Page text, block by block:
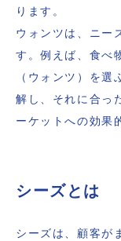
ります。
ウォンツは、ニー
す。例えば、食べ
（ウォンツ）を
解し、それに合っ
ーケットへの効果
シーズとは
シーズは、顧客が